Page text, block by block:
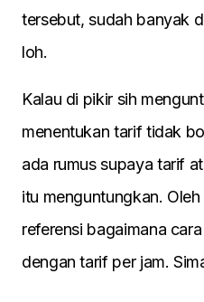
tersebut, sudah banyak
loh.
Kalau di pikir sih
menentukan tarif tidak
ada rumus supaya tarif
itu menguntungkan.
referensi bagaimana
dengan tarif per jam.